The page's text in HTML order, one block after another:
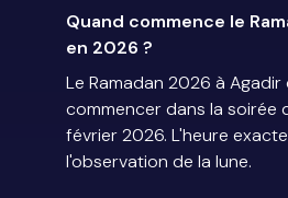
Quand commence le
en 2026 ?
Le Ramadan 2026 à
commencer dans la soirée
février 2026. L'heure
l'observation de la lune.